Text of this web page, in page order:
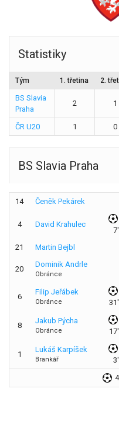
Statistiky
Tým 1. třetina 2.
BS Slavia
Praha
2 1
ČR U20 1 0
BS Slavia Praha
14 Čeněk Pekárek
4 David Krahulec
7'
21
Martin Bejbl
20
Dominik Andrle
Obránce
6
Filip Jeřábek
Obránce 31'
8
Jakub Pýcha
Obránce 17'
1
Lukáš Karpíšek
Brankář
3'
4